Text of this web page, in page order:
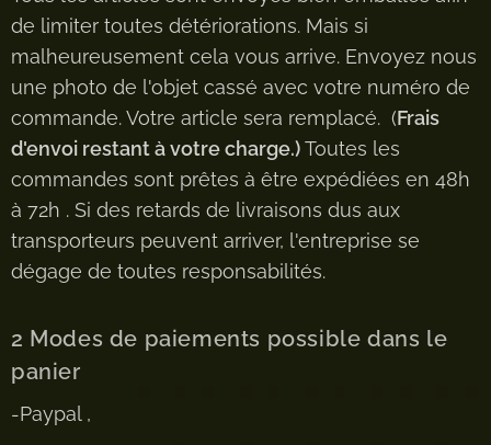
de limiter toutes détériorations. Mais si
malheureusement cela vous arrive. Envoyez nous
une photo de l'objet cassé avec votre numéro de
commande. Votre article sera remplacé. (Frais
d'envoi restant à votre charge.)Toutes les
commandes sont prêtes à être expédiées en 48h
à 72h . Si des retards de livraisons dus aux
transporteurs peuvent arriver, l'entreprise se
dégage de toutes responsabilités.
2 Modes de paiements possible dans le
panier
-Paypal ,